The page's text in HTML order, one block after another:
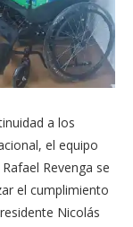
a los
el equipo
Revenga se
el cumplimiento
Nicolás